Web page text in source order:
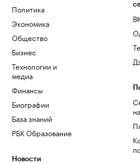
Политика
Экономика
Общество
Бизнес
Технологии и
медиа
Финансы
Биографии
База знаний
РБК Образование
Новости